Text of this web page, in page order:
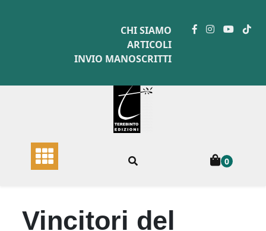
CHI SIAMO
ARTICOLI
INVIO MANOSCRITTI
0
Vincitori del